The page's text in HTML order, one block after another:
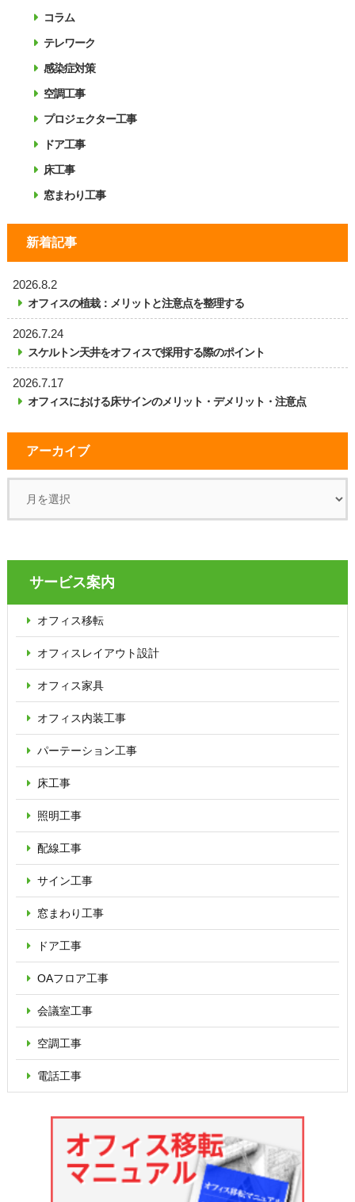
コラム
テレワーク
感染症対策
空調工事
プロジェクター工事
ドア工事
床工事
窓まわり工事
新着記事
2026.8.2
オフィスの植栽：メリットと注意点を整理する
2026.7.24
スケルトン天井をオフィスで採用する際のポイント
2026.7.17
オフィスにおける床サインのメリット・デメリット・注意点
アーカイブ
サービス案内
オフィス移転
オフィス レイアウト設計
オフィス家具
オフィス内装工事
パーテーション工事
床工事
照明工事
配線工事
サイン工事
窓まわり工事
ドア工事
OAフロア工事
会議室工事
空調工事
電話工事